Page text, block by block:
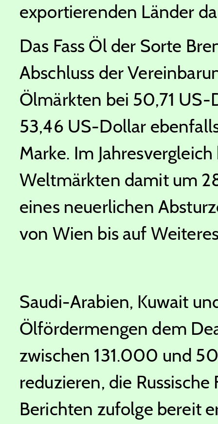
exportierenden Länder
Das Fass Öl der Sorte
Abschluss der
Ölmärkten bei 50,71
53,46 US-Dollar
Marke. Im
Weltmärkten damit um
eines neuerlichen
von Wien bis auf
Saudi-Arabien, Kuwait
Ölfördermengen dem
zwischen 131.000 und
reduzieren, die
Berichten zufolge bereit